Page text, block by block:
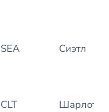
SEA Сиэтл
CLT Шарлотта